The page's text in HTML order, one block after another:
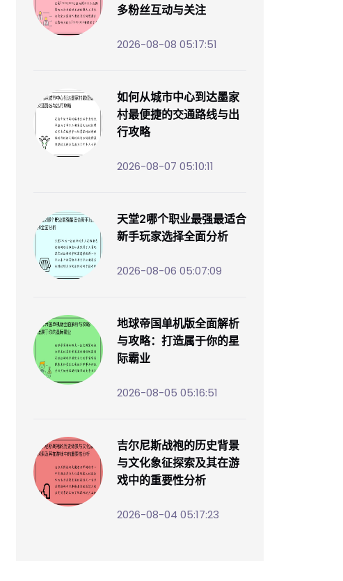
多粉丝互动与关注
2026-08-08 05:17:51
如何从城市中心到达墨家
村最便捷的交通路线与出
行攻略
2026-08-07 05:10:11
天堂2哪个职业最强最适合
新手玩家选择全面分析
2026-08-06 05:07:09
地球帝国单机版全面解析
与攻略：打造属于你的星
际霸业
2026-08-05 05:16:51
吉尔尼斯战袍的历史背景
与文化象征探索及其在游
戏中的重要性分析
2026-08-04 05:17:23